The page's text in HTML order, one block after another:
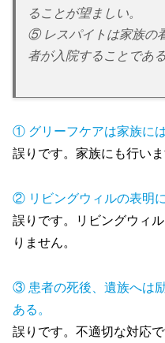
ることが望ましい。
⑤ レスパイトは家族の
者が入院することである
① グリーフケアは家族には
誤りです。家族にも行いま
② リビングウィルの表明
誤りです。リビングウィ
りません。
③ 患者の死後、遺族へは
ある。
誤りです。不適切な対応で